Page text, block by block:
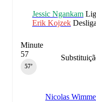
Jessic Ngankam
Erik Kojzek
Minute
57
57‎’‎
Nicolas